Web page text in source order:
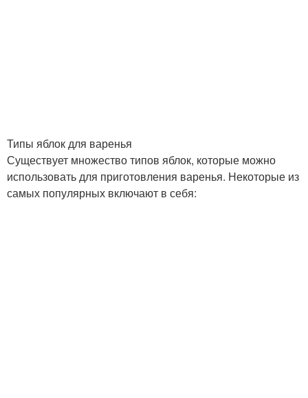
Типы яблок для варенья
Существует множество типов яблок, которые можно
использовать для приготовления варенья. Некоторые из
самых популярных включают в себя: